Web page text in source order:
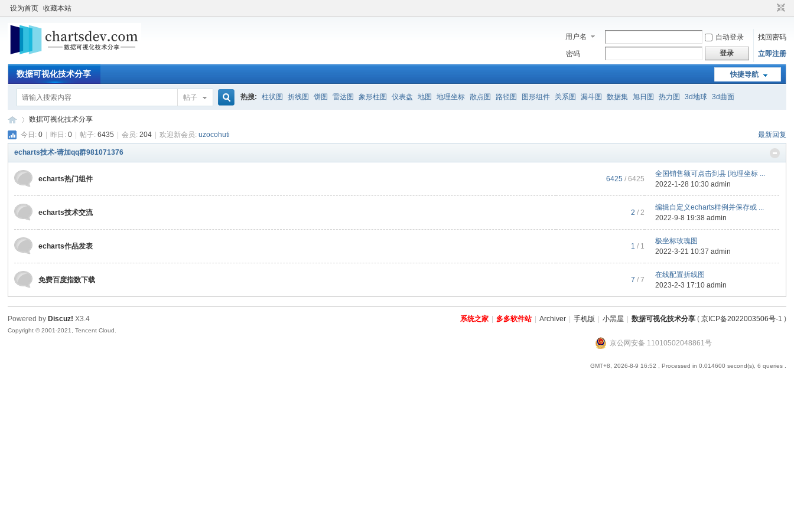
设为首页 收藏本站
用户名 自动登录
找回密码
密码
登录 立即注册
快捷导航
数据可视化技术分享
帖子 热搜: 柱状图 折线图 饼图 雷达图 象形柱图 仪表盘 地图 地理坐标 散点图 路径图 图形组件 关系图 漏斗图 数据集 旭日图 热力图 3d地球 3d曲面
»
数据可视化技术分享
今日:0 昨日:0 帖子:6435 会员:204 欢迎新会员:uzocohuti 最新回复
echarts技术-请加qq群981071376
echarts热门组件 6425 / 6425
全国销售额可点击到县 [地理坐标 ...
2022-1-28 10:30admin
echarts技术交流 2 / 2
编辑自定义echarts样例并保存或 ...
2022-9-8 19:38admin
echarts作品发表 1 / 1
极坐标玫瑰图
2022-3-21 10:37admin
免费百度指数下载 7 / 7
在线配置折线图
2023-2-3 17:10admin
系统之家 多多软件站 Archiver 手机版 小黑屋 数据可视化技术分享( 京ICP备2022003506号-1 )
京公网安备 11010502048861号
GMT+8, 2026-8-9 16:52 , Processed in 0.014600 second(s), 6 queries .
Powered by Discuz! X3.4
Copyright © 2001-2021, Tencent Cloud.